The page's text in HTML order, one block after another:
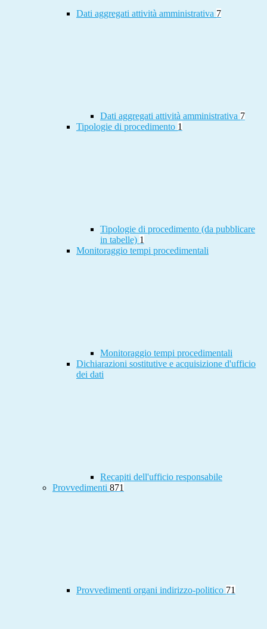
Dati aggregati attività amministrativa 7
Dati aggregati attività amministrativa 7
Tipologie di procedimento 1
Tipologie di procedimento (da pubblicare
in tabelle) 1
Monitoraggio tempi procedimentali
Monitoraggio tempi procedimentali
Dichiarazioni sostitutive e acquisizione d'ufficio
dei dati
Recapiti dell'ufficio responsabile
Provvedimenti 871
Provvedimenti organi indirizzo-politico 71